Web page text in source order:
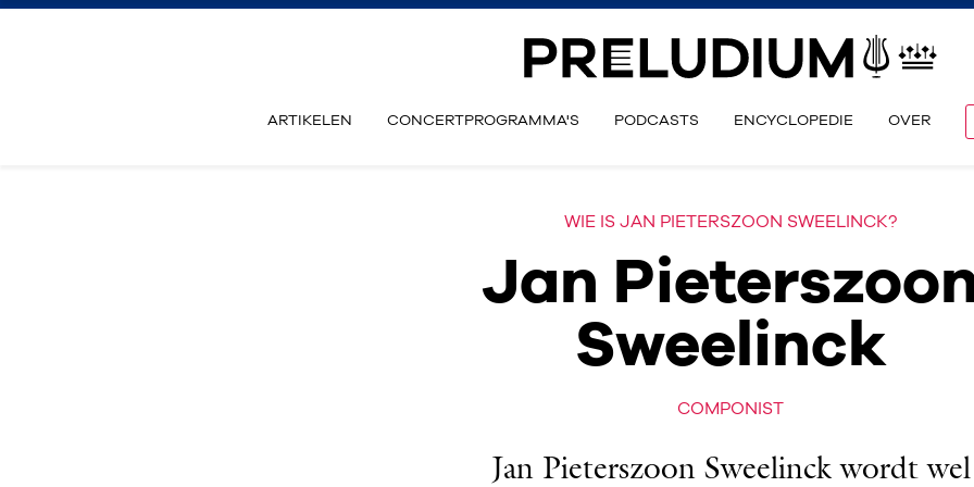
ARTIKELEN CONCERTPROGRAMMA'S PODCASTS ENCYCLOPEDIE OVER
WIE IS JAN PIETERSZOON SWEELINCK?
Jan
Sweelinck
COMPONIST
Jan Pieterszoon Sweelinck wordt wel